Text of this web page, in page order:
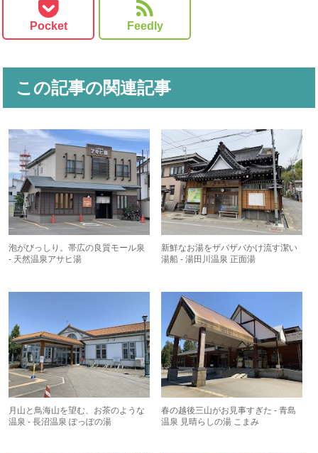
Pocket Feedly
この記事の関連記事
泡がびっしり。帯広の良質モール泉
- 天然温泉アサヒ湯
新鮮なお湯をザバザバかけ流す潔い
湯船 - 湯田川温泉 正面湯
月山と鳥海山を望む、お茶のような
温泉 - 長沼温泉 ぽっぽの湯
春の越後三山がお見事すぎた - 青島
温泉 見晴らしの湯 こまみ